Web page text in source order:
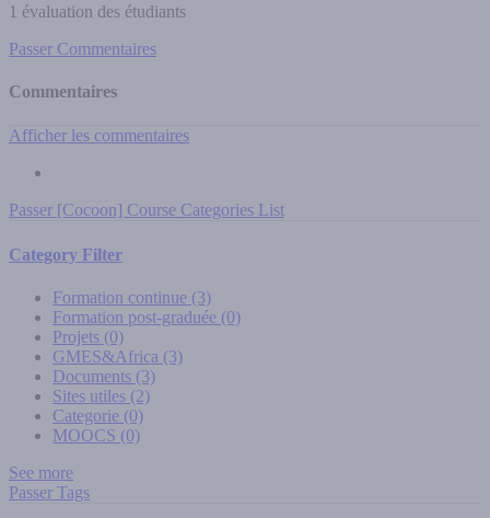
1 évaluation des étudiants
Passer Commentaires
Commentaires
Afficher les commentaires
Passer [Cocoon] Course Categories List
Category Filter
Formation continue (3)
Formation post-graduée (0)
Projets (0)
GMES&Africa (3)
Documents (3)
Sites utiles (2)
Categorie (0)
MOOCS (0)
See more
Passer Tags